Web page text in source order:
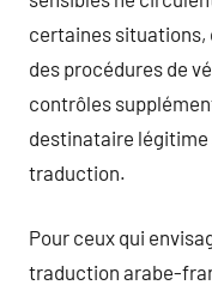
certaines situations,
des procédures de
contrôles
destinataire légitime
traduction.
Pour ceux qui
traduction arabe-